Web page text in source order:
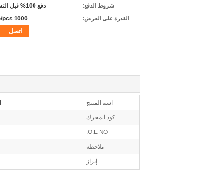
شروط الدفع:
دفع 100% قبل التسليم
القدرة على العرض:
1000 pcs/شهر
اتصل
اسم المنتج:
كود المحرك:
O.E NO.:
ملاحظة:
إبراز: